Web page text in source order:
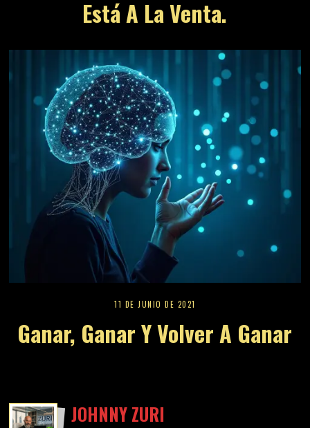
Está A La Venta.
11 DE JUNIO DE 2021
Ganar, Ganar Y Volver A Ganar
JOHNNY ZURI